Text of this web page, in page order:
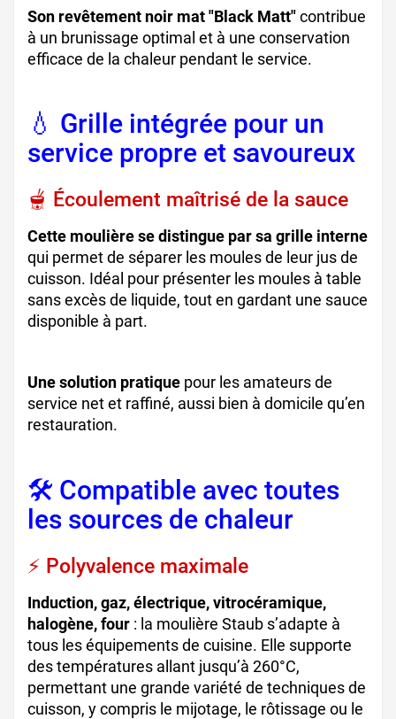
Son revêtement noir mat "Black Matt"contribue
à un brunissage optimal et à une conservation
efficace de la chaleur pendant le service.
💧 Grille intégrée pour un
service propre et savoureux
🫕 Écoulement maîtrisé de la sauce
Cette moulière se distingue par sa grille interne
qui permet de séparer les moules de leur jus de
cuisson. Idéal pour présenter les moules à table
sans excès de liquide, tout en gardant une sauce
disponible à part.
Une solution pratique pour les amateurs de
service net et raffiné, aussi bien à domicile qu’en
restauration.
🛠️ Compatible avec toutes
les sources de chaleur
⚡ Polyvalence maximale
Induction, gaz, électrique, vitrocéramique,
halogène, four : la moulière Staub s’adapte à
tous les équipements de cuisine. Elle supporte
des températures allant jusqu’à 260°C,
permettant une grande variété de techniques de
cuisson, y compris le mijotage, le rôtissage ou le